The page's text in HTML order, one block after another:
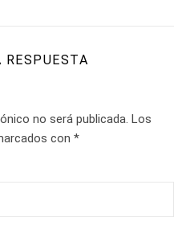
RESPUESTA
no será publicada. Los
con *